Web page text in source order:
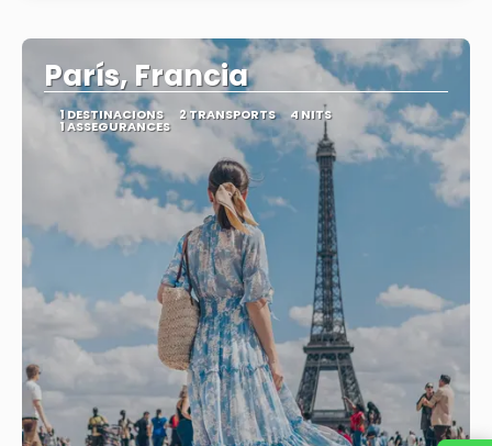
París, Francia
1 DESTINACIONS 2 TRANSPORTS 4 NITS
1 ASSEGURANCES